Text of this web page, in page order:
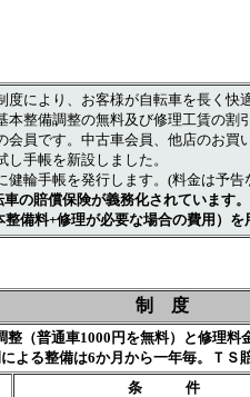
制 度
（普通車1000円を無料）と修理料
よる整備は6か月から一年毎。ＴＳ
条 件
により、お客様が自転車を長く快
本整備調整の無料及び修理工賃の割
会員です。中古車会員、他店のお買
手帳を新設しました。
健輪手帳を発行します。(料金は予
の賠償保険が義務化されています。
備料+修理が必要な場合の費用）